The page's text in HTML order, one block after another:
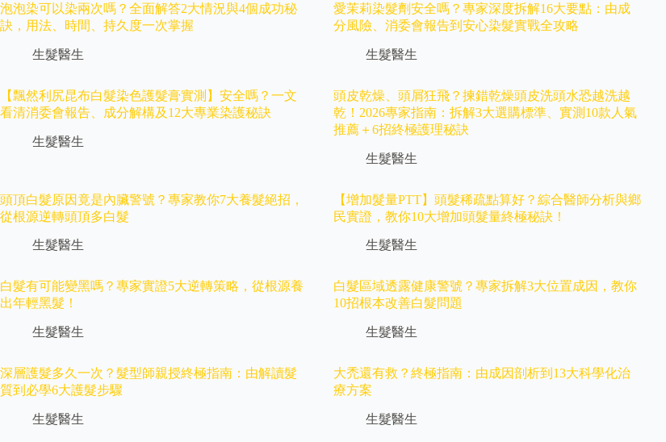
泡泡染可以染兩次嗎？全面解答2大情況與4個成功秘
訣，用法、時間、持久度一次掌握
生髮醫生
愛茉莉染髮劑安全嗎？專家深度拆解16大要點：由成
分風險、消委會報告到安心染髮實戰全攻略
生髮醫生
【飄然利尻昆布白髮染色護髮膏實測】安全嗎？一文
看清消委會報告、成分解構及12大專業染護秘訣
生髮醫生
頭皮乾燥、頭屑狂飛？揀錯乾燥頭皮洗頭水恐越洗越
乾！2026專家指南：拆解3大選購標準、實測10款人氣
推薦＋6招終極護理秘訣
生髮醫生
頭頂白髮原因竟是內臟警號？專家教你7大養髮絕招，
從根源逆轉頭頂多白髮
生髮醫生
【增加髮量PTT】頭髮稀疏點算好？綜合醫師分析與鄉
民實證，教你10大增加頭髮量終極秘訣！
生髮醫生
白髮有可能變黑嗎？專家實證5大逆轉策略，從根源養
出年輕黑髮！
生髮醫生
白髮區域透露健康警號？專家拆解3大位置成因，教你
10招根本改善白髮問題
生髮醫生
深層護髮多久一次？髮型師親授終極指南：由解讀髮
質到必學6大護髮步驟
生髮醫生
大禿還有救？終極指南：由成因剖析到13大科學化治
療方案
生髮醫生